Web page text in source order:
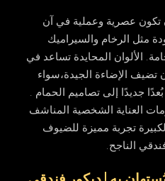
تكون عصرية وعملية في آن
مثل الرخام والسيراميك
الألوان المحايدة تساعد في
الإضاءة الجيدة،سواء
جديدًا إلى تصاميم الحمام .
العناية الشخصية المناشف
تجربة مميزة للضيوف
الناجح.